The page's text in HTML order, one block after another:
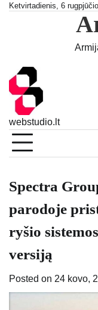
SkipKetvirtadienis, 6
webstudio.lt
Spectra
parodoje
ryšio
versiją
Posted on 24 kovo,